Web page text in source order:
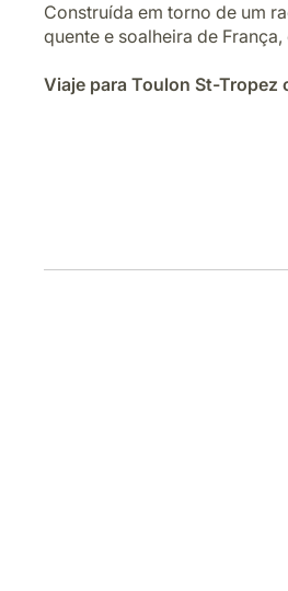
Construída em torno de um
quente e soalheira de
Viaje para Toulon St-